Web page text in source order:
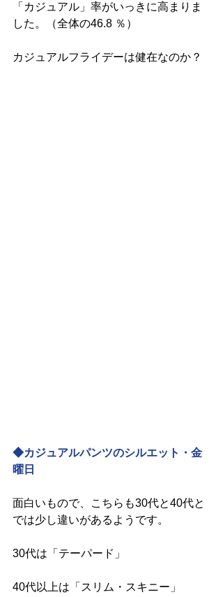
「カジュアル」率がいっきに高まりま
した。（全体の46.8 ％）
カジュアルフライデーは健在なのか？
◆カジュアルパンツのシルエット・金
曜日
面白いもので、こちらも30代と40代と
では少し違いがあるようです。
30代は「テーパード」
40代以上は「スリム・スキニー」